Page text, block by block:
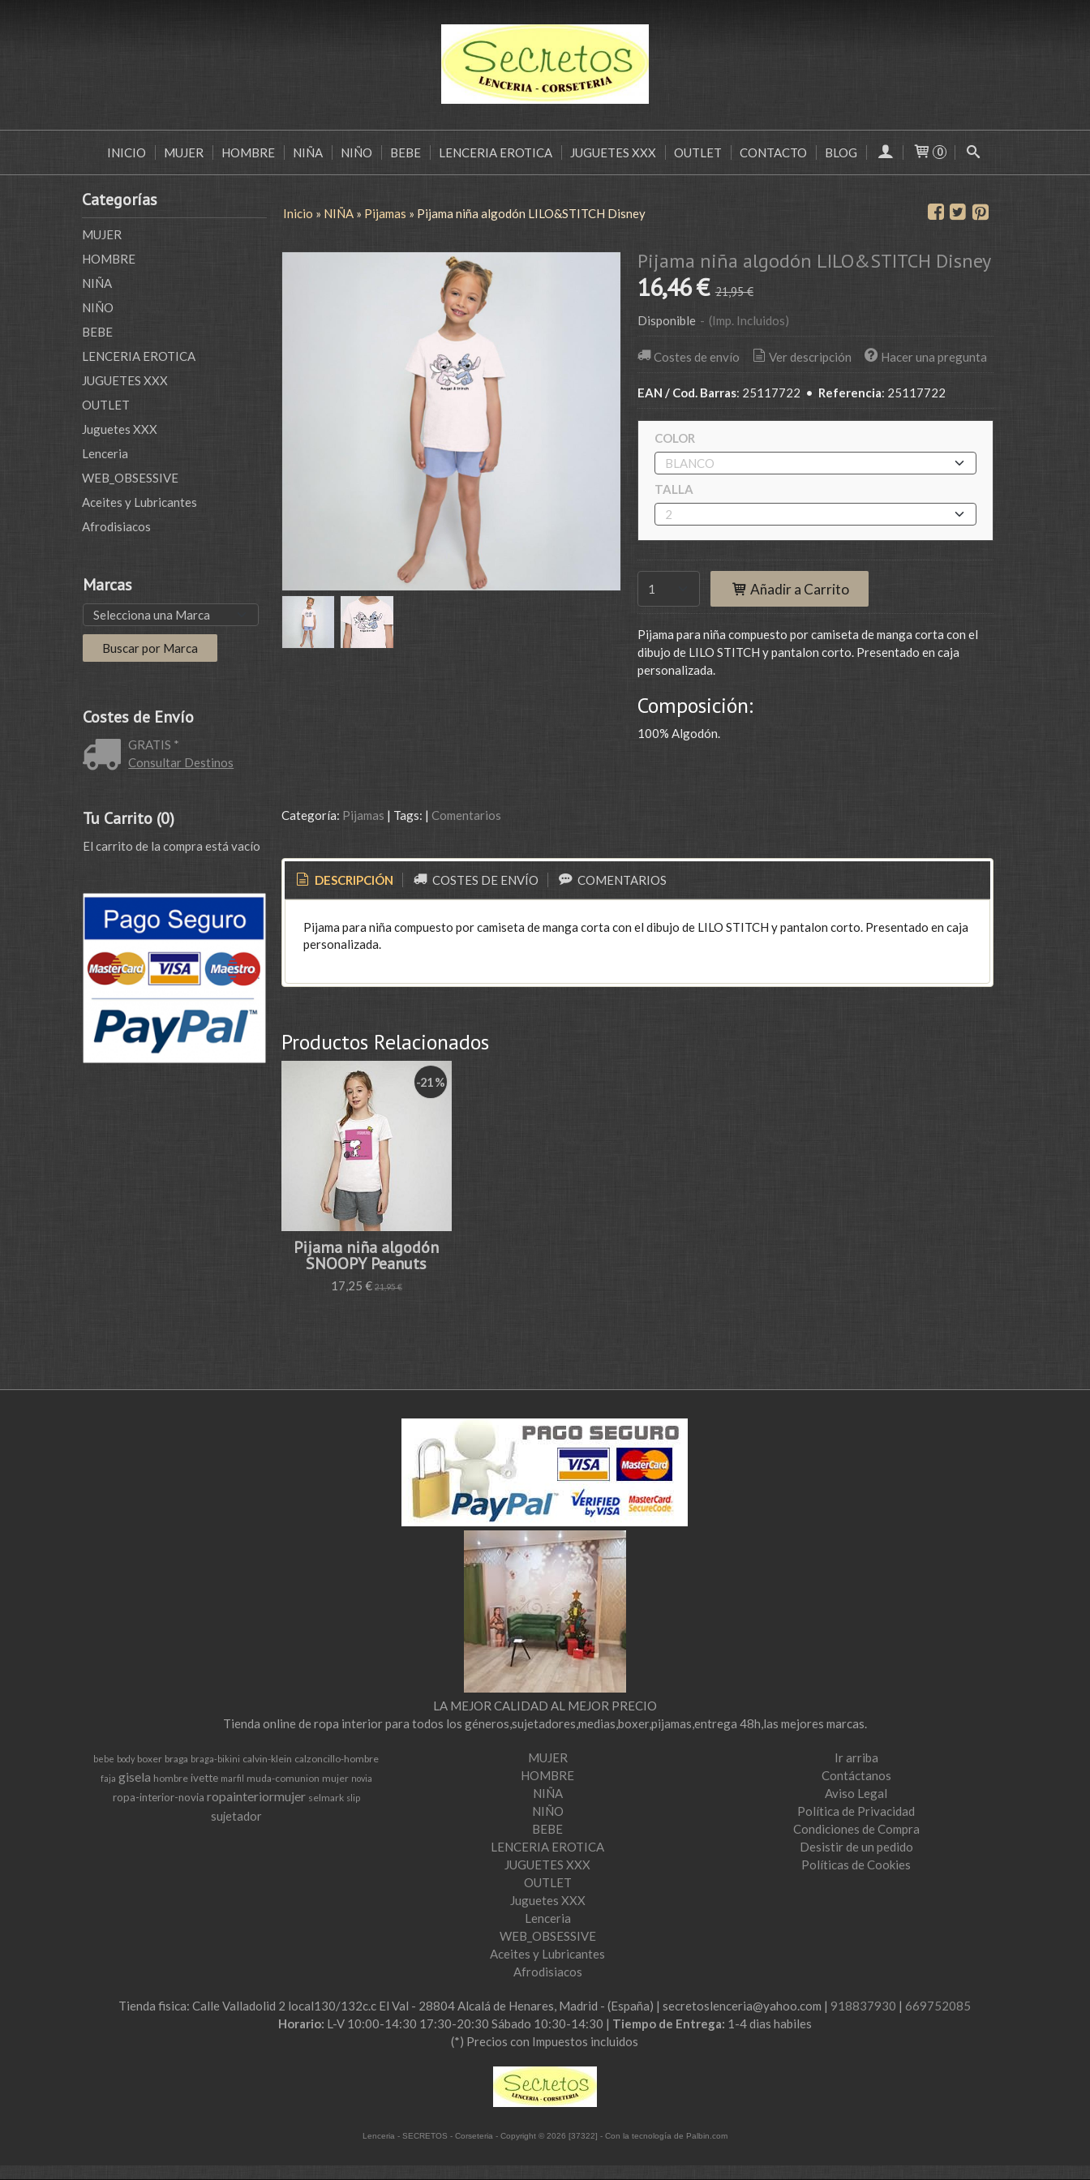
INICIO MUJER HOMBRE NIÑA NIÑO BEBE LENCERIA EROTICA JUGUETES XXX OUTLET CONTACTO BLOG 0
Categorías
MUJER
HOMBRE
NIÑA
NIÑO
BEBE
LENCERIA EROTICA
JUGUETES XXX
OUTLET
Juguetes XXX
Lenceria
WEB_OBSESSIVE
Aceites y Lubricantes
Afrodisiacos
Marcas
Costes de Envío
GRATIS *
Consultar Destinos
Tu Carrito (0)
El carrito de la compra está vacío
Inicio » NIÑA» Pijamas » Pijama niña algodón LILO&STITCH Disney
Pijama niña algodón LILO&STITCH Disney
16,46 € 21,95 €
Disponible - (Imp. Incluidos)
Costes de envío Ver descripción Hacer una pregunta
EAN / Cod. Barras: 25117722 • Referencia: 25117722
COLOR
TALLA
Añadir a Carrito
Pijama para niña compuesto por camiseta de manga corta con el
dibujo de LILO STITCH y pantalon corto. Presentado en caja
personalizada.
Composición:
100% Algodón.
Categoría: Pijamas | Tags: | Comentarios
DESCRIPCIÓN COSTES DE ENVÍO COMENTARIOS
Pijama para niña compuesto por camiseta de manga corta con el dibujo de LILO STITCH y pantalon corto. Presentado en caja
personalizada.
Productos Relacionados
-21 %
Pijama niña algodón
SNOOPY Peanuts
17,25 € 21,95 €
LA MEJOR CALIDAD AL MEJOR PRECIO
Tienda online de ropa interior para todos los géneros,sujetadores,medias,boxer,pijamas,entrega 48h,las mejores marcas.
bebe body boxer braga braga-bikini calvin-klein calzoncillo-hombre
faja gisela hombre ivette marfil muda-comunion mujer novia
ropa-interior-novia ropainteriormujer selmark slip
sujetador
MUJER
HOMBRE
NIÑA
NIÑO
BEBE
LENCERIA EROTICA
JUGUETES XXX
OUTLET
Juguetes XXX
Lenceria
WEB_OBSESSIVE
Aceites y Lubricantes
Afrodisiacos
Ir arriba
Contáctanos
Aviso Legal
Política de Privacidad
Condiciones de Compra
Desistir de un pedido
Políticas de Cookies
Tienda fisica: Calle Valladolid 2 local130/132c.c El Val - 28804 Alcalá de Henares, Madrid - (España) | secretoslenceria@yahoo.com | 918837930 | 669752085
Horario: L-V 10:00-14:30 17:30-20:30 Sábado 10:30-14:30 | Tiempo de Entrega: 1-4 dias habiles
(*) Precios con Impuestos incluidos
Lenceria - SECRETOS - Corseteria - Copyright © 2026 [37322] - Con la tecnología de Palbin.com